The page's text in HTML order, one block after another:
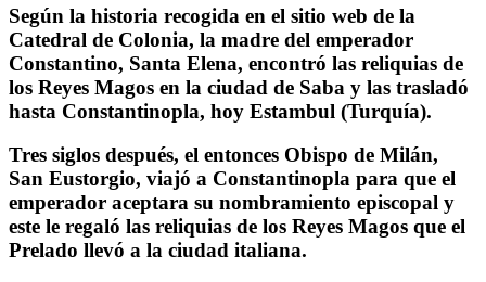
Según la historia recogida en el sitio web de la
Catedral de Colonia, la madre del emperador
Constantino, Santa Elena, encontró las reliquias de
los Reyes Magos en la ciudad de Saba y las trasladó
hasta Constantinopla, hoy Estambul (Turquía).
Tres siglos después, el entonces Obispo de Milán,
San Eustorgio, viajó a Constantinopla para que el
emperador aceptara su nombramiento episcopal y
este le regaló las reliquias de los Reyes Magos que el
Prelado llevó a la ciudad italiana.